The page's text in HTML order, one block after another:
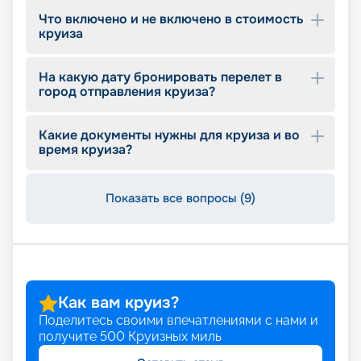
длительности, схеме маршрута, и пользуйтесь
услугой раннего бронирования, которая
Что включено и не включено в стоимость
круиза
На какую дату бронировать перелет в
город отправления круиза?
Какие документы нужны для круиза и во
время круиза?
Показать все вопросы (9)
Как вам круиз?
Поделитесь своими впечатлениями с нами и
получите 500 Круизных миль